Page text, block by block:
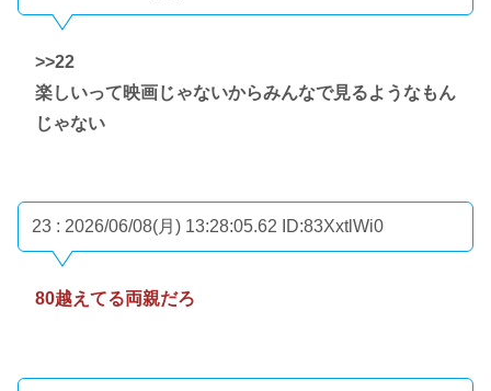
>>22
楽しいって映画じゃないからみんなで見るようなもん
じゃない
23 : 2026/06/08(月) 13:28:05.62 ID:83XxtlWi0
80越えてる両親だろ